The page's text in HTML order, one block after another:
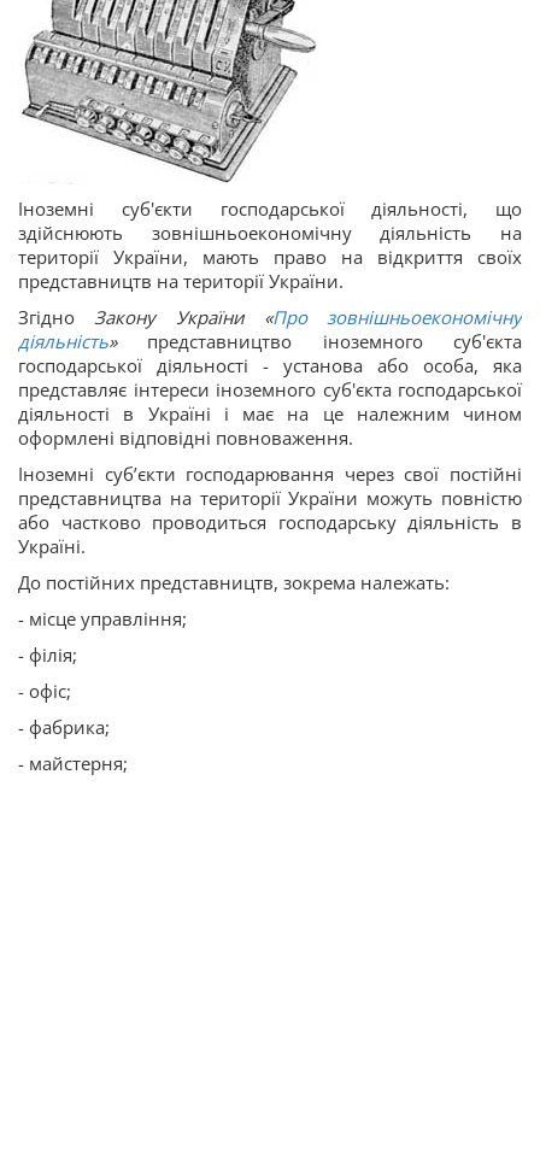
Іноземні суб'єкти господарської діяльності, що
здійснюють зовнішньоекономічну діяльність на
території України, мають право на відкриття своїх
представництв на території України.
ЗгідноЗакону України «Про зовнішньоекономічну
діяльність»представництво іноземного суб'єкта
господарської діяльності - установа або особа, яка
представляє інтереси іноземного суб'єкта господарської
діяльності в Україні і має на це належним чином
оформлені відповідні повноваження.
Іноземні суб’єкти господарювання через свої постійні
представництва на території України можуть повністю
або частково проводиться господарську діяльність в
Україні.
До постійних представництв, зокрема належать:
- місце управління;
- філія;
- офіс;
- фабрика;
- майстерня;